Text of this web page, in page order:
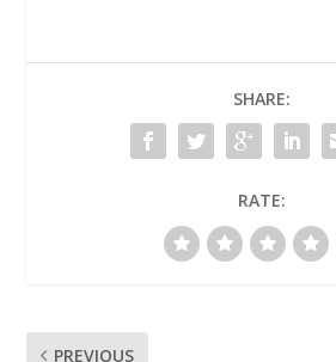
SHARE:
RATE:
PREVIOUS